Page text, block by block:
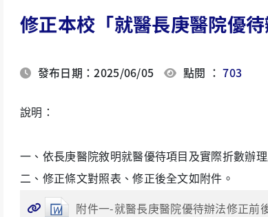
修正本校「就醫長庚醫院優
發布日期：2025/06/05 點閱 ：703
說明：
一、 依長庚醫院敘明就醫優待項目及實際折數辦
二、修正條文對照表、修正後全文如附件。
附件一-就醫長庚醫院優待辦法修正前